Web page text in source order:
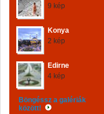
9 kép
Konya
2 kép
Edirne
4 kép
Böngéssz a galériák
között!